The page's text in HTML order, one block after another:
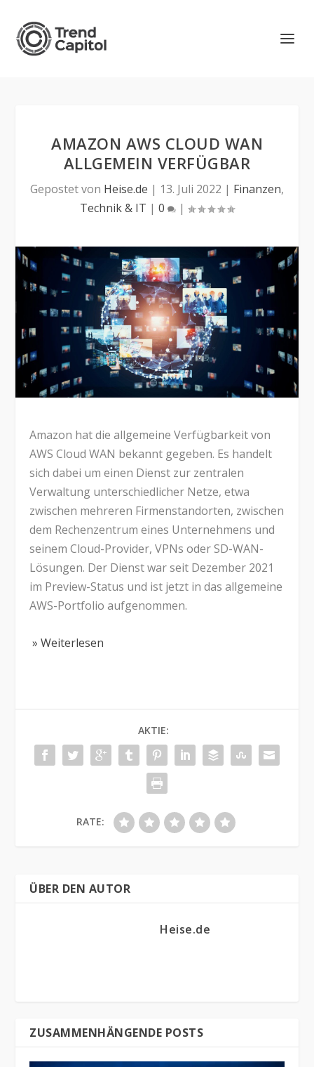
AMAZON AWS CLOUD WAN
ALLGEMEIN VERFÜGBAR
Gepostet von Heise.de | 13. Juli 2022 | Finanzen,
Technik & IT | 0 |
Amazon hat die allgemeine Verfügbarkeit von
AWS Cloud WAN bekannt gegeben. Es handelt
sich dabei um einen Dienst zur zentralen
Verwaltung unterschiedlicher Netze, etwa
zwischen mehreren Firmenstandorten, zwischen
dem Rechenzentrum eines Unternehmens und
seinem Cloud-Provider, VPNs oder SD-WAN-
Lösungen. Der Dienst war seit Dezember 2021
im Preview-Status und ist jetzt in das allgemeine
AWS-Portfolio aufgenommen.
» Weiterlesen
AKTIE:
RATE:
ÜBER DEN AUTOR
Heise.de
ZUSAMMENHÄNGENDE POSTS